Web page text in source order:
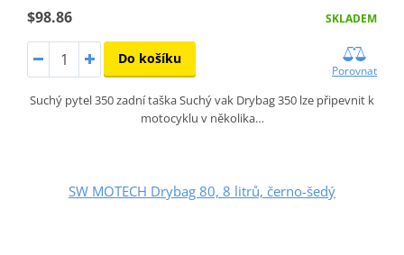
$98.86 SKLADEM
Do košíku
Porovnat
Suchý pytel 350 zadní taška Suchý vak Drybag 350 lze připevnit k
motocyklu v několika…
SW MOTECH Drybag 80, 8 litrů, černo-šedý